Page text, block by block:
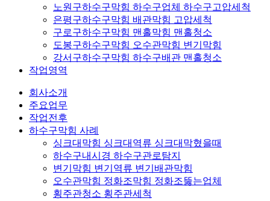
노원구하수구막힘 하수구업체 하수구고압세척
은평구하수구막힘 배관막힘 고압세척
구로구하수구막힘 맨홀막힘 맨홀청소
도봉구하수구막힘 오수관막힘 변기막힘
강서구하수구막힘 하수구배관 맨홀청소
작업영역
회사소개
주요업무
작업전후
하수구막힘 사례
싱크대막힘 싱크대역류 싱크대막혔을때
하수구내시경 하수구관로탐지
변기막힘 변기역류 변기배관막힘
오수관막힘 정화조막힘 정화조뚫는업체
횡주관청소 횡주관세척